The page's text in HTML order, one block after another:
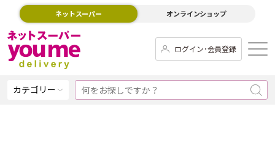
ネットスーパー オンラインショップ
ログイン･会員登録
カテゴリー